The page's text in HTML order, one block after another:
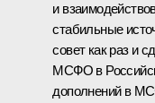
и
стабильные
совет как раз и
МСФО в
дополнений в